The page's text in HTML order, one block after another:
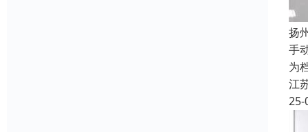
扬
手
为
江
25-